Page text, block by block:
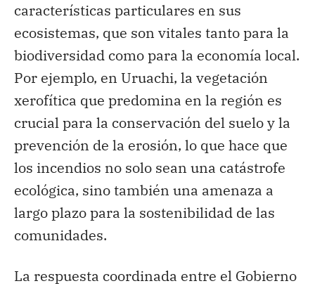
características particulares en sus
ecosistemas, que son vitales tanto para la
biodiversidad como para la economía local.
Por ejemplo, en Uruachi, la vegetación
xerofítica que predomina en la región es
crucial para la conservación del suelo y la
prevención de la erosión, lo que hace que
los incendios no solo sean una catástrofe
ecológica, sino también una amenaza a
largo plazo para la sostenibilidad de las
comunidades.
La respuesta coordinada entre el Gobierno